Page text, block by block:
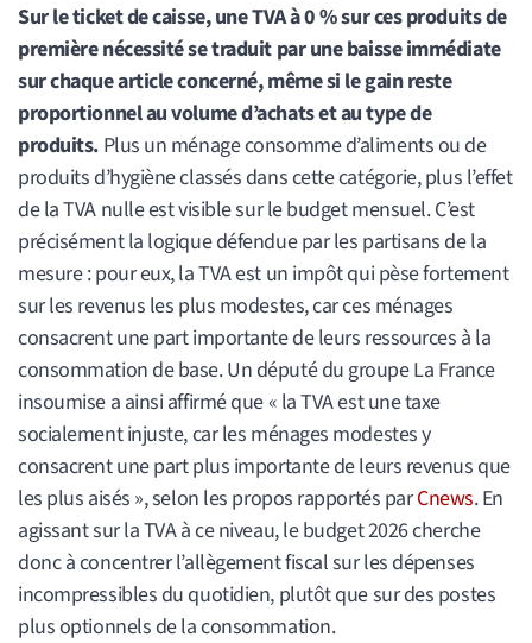
Sur le ticket de caisse, une TVA à 0 % sur ces produits de
première nécessité se traduit par une baisse immédiate
sur chaque article concerné, même si le gain reste
proportionnel au volume d’achats et au type de
produits. Plus un ménage consomme d’aliments ou de
produits d’hygiène classés dans cette catégorie, plus l’effet
de la TVA nulle est visible sur le budget mensuel. C’est
précisément la logique défendue par les partisans de la
mesure : pour eux, la TVA est un impôt qui pèse fortement
sur les revenus les plus modestes, car ces ménages
consacrent une part importante de leurs ressources à la
consommation de base. Un député du groupe La France
insoumise a ainsi affirmé que « la TVA est une taxe
socialement injuste, car les ménages modestes y
consacrent une part plus importante de leurs revenus que
les plus aisés », selon les propos rapportés parCnews. En
agissant sur la TVA à ce niveau, le budget 2026 cherche
donc à concentrer l’allègement fiscal sur les dépenses
incompressibles du quotidien, plutôt que sur des postes
plus optionnels de la consommation.